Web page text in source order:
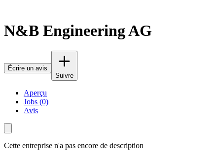
N&B Engineering AG
Écrire un avis
Suivre
Aperçu
Jobs (0)
Avis
Cette entreprise n'a pas encore de description